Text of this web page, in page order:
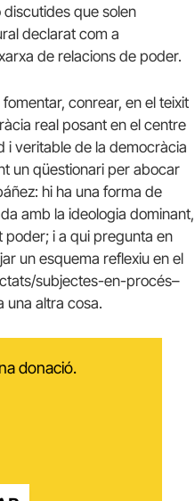
que solen
declarat com a
de relacions de poder.
conrear, en el teixit
real posant en el centre
i veritable de la democràcia
un qüestionari per abocar
hi ha una forma de
amb la ideologia dominant,
poder; i a qui pregunta en
un esquema reflexiu en el
subjectes-en-procés–
una altra cosa.
donació.